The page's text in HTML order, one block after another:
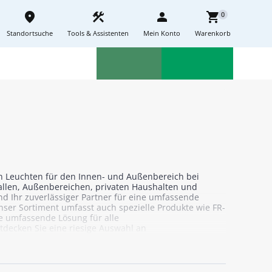
place
Standortsuche
construction
Tools & Assistenten
person
Mein Konto
shopping_cart0
Warenkorb
Leuchten für den Innen- und Außenbereich bei
Außenbereichen, privaten Haushalten und
Ihr zuverlässiger Partner für eine umfassende
Sortiment umfasst auch spezielle Produkte wie FR-
umfassende Lösung für alle
Sie eine riesige Auswahl an